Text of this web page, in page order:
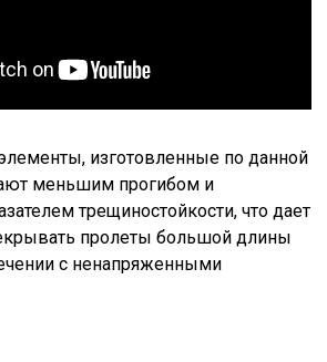
изготовленные по данной
меньшим прогибом и
трещиностойкости, что дает
пролеты большой длины
с ненапряженными